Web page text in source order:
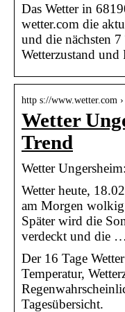
Das Wetter in
wetter.com die
und die nächsten
Wetterzustand
http s://www.wetter.com
Wetter
Trend
Wetter
Wetter heute,
am Morgen
Später wird die
verdeckt und die …
Der 16 Tage
Temperatur,
Tagesübersicht.